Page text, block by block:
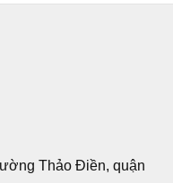
Thảo Điền, quận